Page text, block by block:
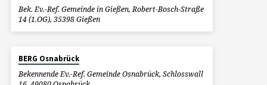
Bek. Ev.-Ref. Gemeinde in Gießen, Robert-Bosch-Straße
14 (1.OG), 35398 Gießen
BERG Osnabrück
Bekennende Ev.-Ref. Gemeinde Osnabrück, Schlosswall